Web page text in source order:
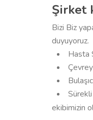
Şirket
Bizi Biz
duyuyoruz.
Hasta
ekibimizin